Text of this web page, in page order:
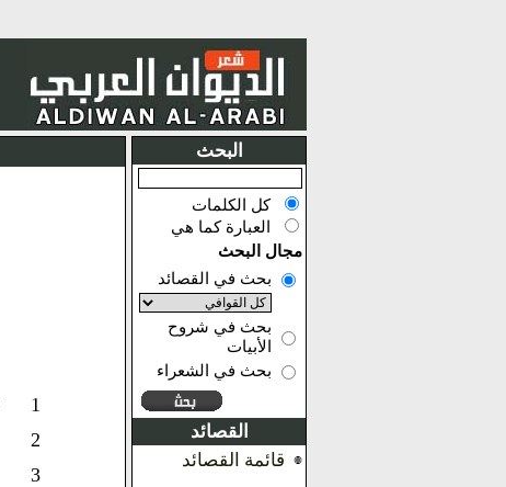
البحث
كل الكلمات
العبارة كما هي
مجال البحث
بحث في القصائد
بحث في شروح
الأبيات
بحث في الشعراء
القصائد
قائمة القصائد
1
2
3